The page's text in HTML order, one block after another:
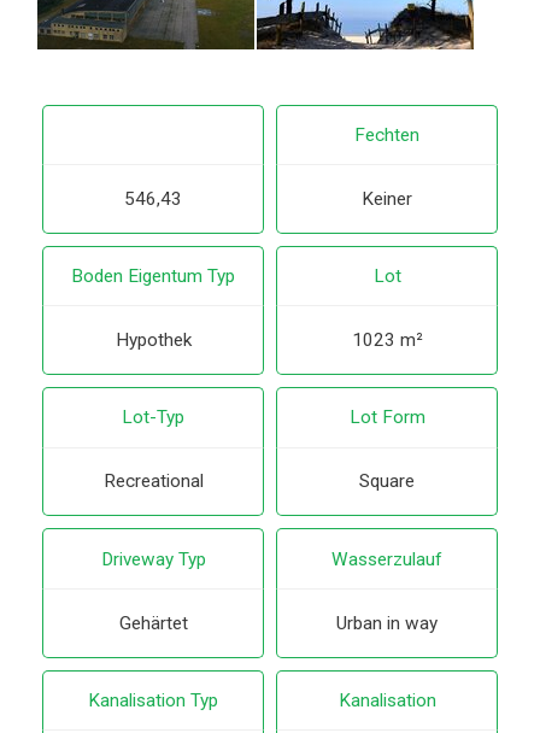
546,43
Fechten
Keiner
Boden Eigentum Typ
Hypothek
Lot
1023 m²
Lot-Typ
Recreational
Lot Form
Square
Driveway Typ
Gehärtet
Wasserzulauf
Urban in way
Kanalisation Typ Kanalisation